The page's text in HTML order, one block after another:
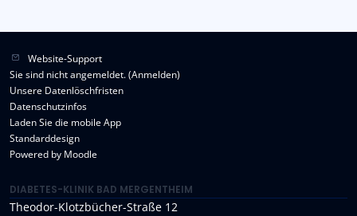
Website-Support
Sie sind nicht angemeldet. (Anmelden)
Unsere Datenlöschfristen
Datenschutzinfos
Laden Sie die mobile App
Standarddesign
Powered by Moodle
DIABETES-KLINIK BAD MERGENTHEIM
Theodor-Klotzbücher-Straße 12